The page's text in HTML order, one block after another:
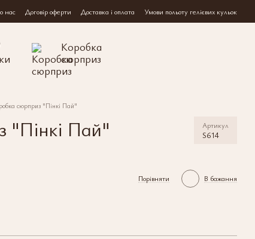
нас Договір оферти Доставка і оплата Умови польоту гелієвих кульок
Коробка
сюрприз
сюрприз "Пінкі Пай"
"Пінкі Пай" Артикул
S614
Порівняти В бажання